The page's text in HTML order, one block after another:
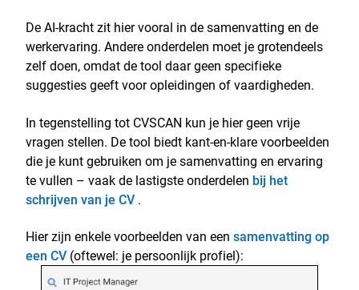
De AI-kracht zit hier vooral in de samenvatting en de
werkervaring. Andere onderdelen moet je grotendeels
zelf doen, omdat de tool daar geen specifieke
suggesties geeft voor opleidingen of vaardigheden.
In tegenstelling tot CVSCAN kun je hier geen vrije
vragen stellen. De tool biedt kant-en-klare voorbeelden
die je kunt gebruiken om je samenvatting en ervaring
te vullen – vaak de lastigste onderdelen bij het
schrijven van je CV .
Hier zijn enkele voorbeelden van een samenvatting op
een CV (oftewel: je persoonlijk profiel):